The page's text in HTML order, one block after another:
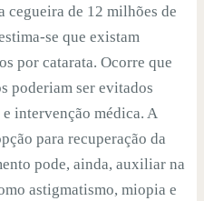
cegueira de 12 milhões de
se que existam
por catarata. Ocorre que
poderiam ser evitados
intervenção médica. A
para recuperação da
pode, ainda, auxiliar na
astigmatismo, miopia e